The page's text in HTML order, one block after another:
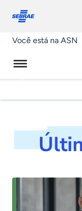
conosco
Você está na ASN